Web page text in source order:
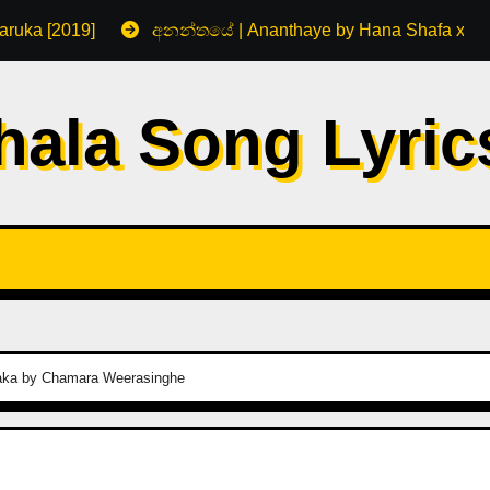
[2019] අනන්තයේ | Ananthaye by Hana Shafa x
Song
by Chamara Weerasinghe